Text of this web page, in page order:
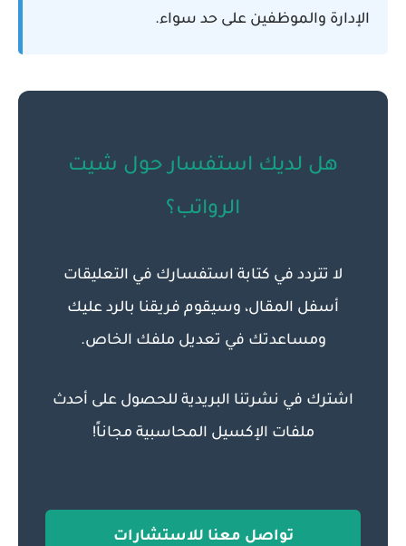
الإدارة والموظفين على حد سواء.
هل لديك استفسار حول شيت
الرواتب؟
لا تتردد في كتابة استفسارك في التعليقات
أسفل المقال، وسيقوم فريقنا بالرد عليك
ومساعدتك في تعديل ملفك الخاص.
اشترك في نشرتنا البريدية للحصول على أحدث
ملفات الإكسيل المحاسبية مجاناً!
تواصل معنا للاستشارات